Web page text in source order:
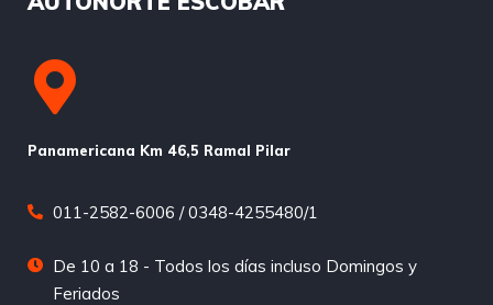
Panamericana Km 46,5 Ramal Pilar
011-2582-6006 / 0348-4255480/1
De 10 a 18 - Todos los días incluso Domingos y
Feriados